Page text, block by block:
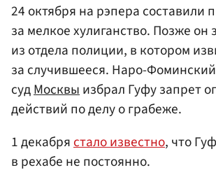
24 октября на рэпера составили
за мелкое хулиганство. Позже он
из отдела полиции, в котором
за случившееся. Наро-
судМосквыизбрал Гуфу запрет
действий по делу о грабеже.
1 декабрястало известно, что
в рехабе не постоянно.